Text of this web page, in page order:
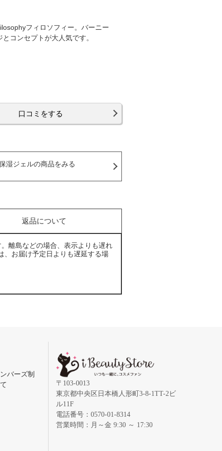
フィロソフィー。バーニー
コンセプトが大人気です。
口コミをする
湿ジェルの商品をみる
返品について
離島などの場合、表示よりも遅れ
、お届け予定日よりも遅延する場
バーズ制
〒103-0013
東京都中央区日本橋人形町3-8-1TT-2ビ
ル11F
電話番号：0570-01-8314
営業時間：月～金 9:30 ～ 17:30